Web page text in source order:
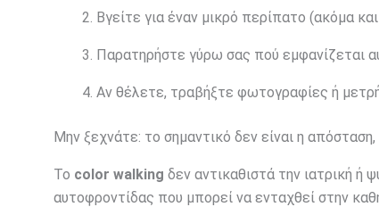
Βγείτε για έναν μικρό περίπατο (ακόμα
Παρατηρήστε γύρω σας πού εμφανίζεται
Αν θέλετε, τραβήξτε φωτογραφίες ή
Μην ξεχνάτε: το σημαντικό δεν είναι η
Το color walking δεν αντικαθιστά την ιατρική ή
αυτοφροντίδας που μπορεί να ενταχθεί στην